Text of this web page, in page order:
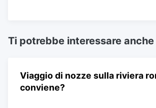
Ti potrebbe interessare anche
Viaggio di nozze sulla riviera
conviene?